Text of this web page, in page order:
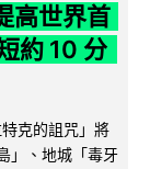
高世界首
約 10 分
克的詛咒」將
」、地城「毒牙